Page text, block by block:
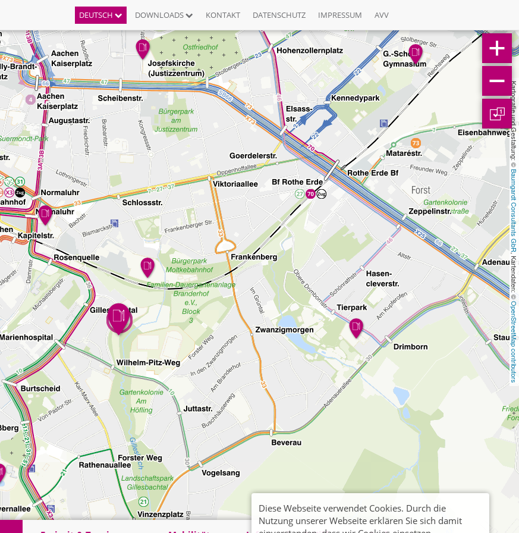
DEUTSCH DOWNLOADS KONTAKT DATENSCHUTZ IMPRESSUM AVV
Kartografie und Gestaltung: ©
Baumgardt Consultants GbR
, Kartendaten: ©
OpenStreetMap contributors
1
Diese Webseite verwendet Cookies. Durch die
Nutzung unserer Webseite erklären Sie sich damit